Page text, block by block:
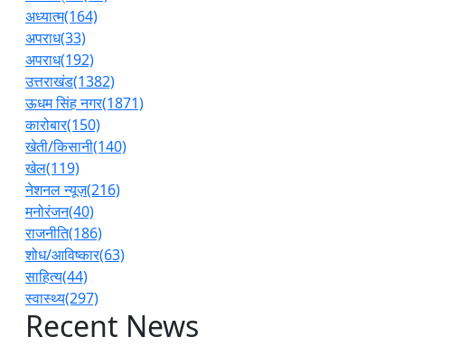
अध्यात्म(164)
अपराध(33)
अपराध(192)
उत्तराखंड(1382)
ऊधम सिंह नगर(1871)
कारोबार(150)
खेती/किसानी(140)
खेल(119)
नेशनल न्यूज़(216)
मनोरंजन(40)
राजनीति(186)
शोध/आविष्कार(63)
साहित्य(44)
स्वास्थ्य(297)
Recent News